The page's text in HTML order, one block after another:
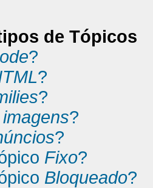
de Tópicos
?
?
?
?
?
Fixo?
Bloqueado?